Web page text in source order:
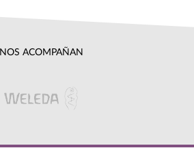
NOS ACOMPAÑAN